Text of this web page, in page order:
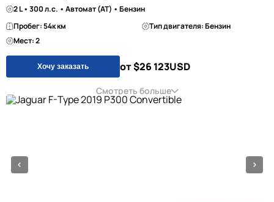
2 L • 300 л.с. • Автомат (AT) • Бензин
Пробег: 54к км
Тип двигателя: Бензин
Мест: 2
Хочу заказать от $26 123USD
Смотреть больше